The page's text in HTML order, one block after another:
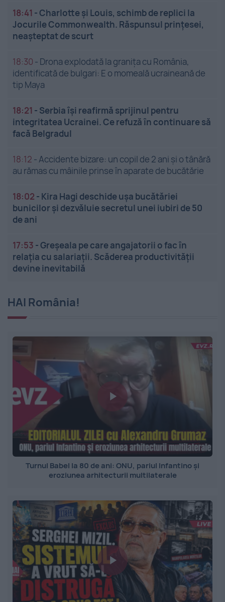
18:41 -Charlotte și Louis, schimb de replici la
Jocurile Commonwealth. Răspunsul prințesei,
neașteptat de scurt
18:30 - Drona explodată la granița cu România,
identificată de bulgari: E o momeală ucraineană de
tip Maya
18:21 - Serbia își reafirmă sprijinul pentru
integritatea Ucrainei. Ce refuză în continuare să
facă Belgradul
18:12 -Accidente bizare: un copil de 2 ani și o tânără
au rămas cu mâinile prinse în aparate de bucătărie
18:02 - Kira Hagi deschide ușa bucătăriei
bunicilor și dezvăluie secretul unei iubiri de 50
de ani
17:53 -Greșeala pe care angajatorii o fac în
relația cu salariații. Scăderea productivității
devine inevitabilă
HAI România!
Turnul Babel la 80 de ani: ONU, pariul Infantino și
eroziunea arhitecturii multilaterale